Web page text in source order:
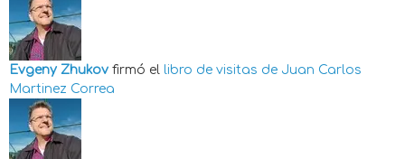
Evgeny Zhukov firmó el libro de visitas de Juan Carlos
Martinez Correa